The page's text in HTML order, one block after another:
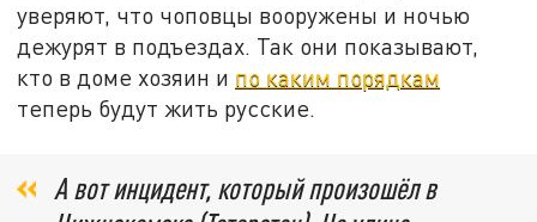
уверяют, что чоповцы вооружены и ночью
дежурят в подъездах. Так они показывают,
кто в доме хозяин и по каким порядкам
теперь будут жить русские.
А вот инцидент, который произошёл в